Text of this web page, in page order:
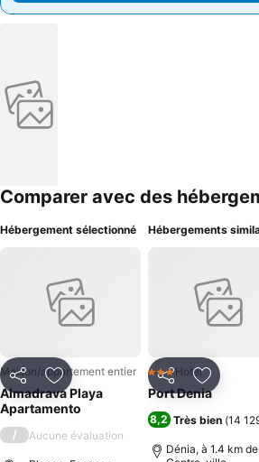
Comparer avec des
Hébergement sélectionné
PartagerAjouter à mes favoris
Maison/appartement entier
Almadrava Playa
Apartamento
/ Aucune évaluation
Hébergements
PartagerAjouter
3 ÉtoilesHotel
Port Denia
8,2 Très bien (14
Dénia, à 1.4 km